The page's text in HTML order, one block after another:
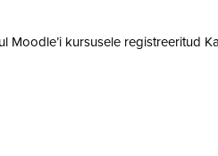
Moodle’i kursusele